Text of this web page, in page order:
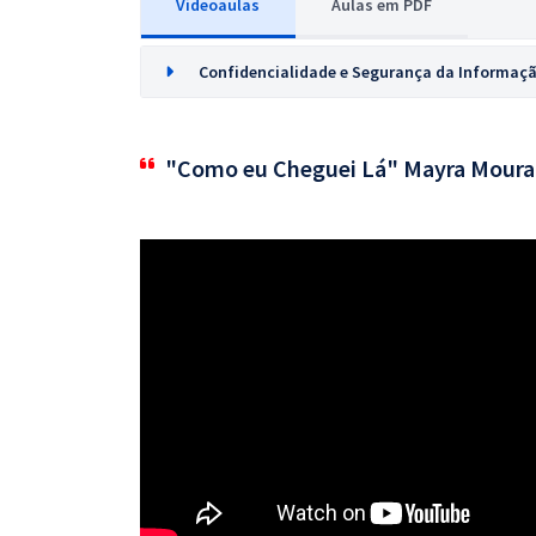
Videoaulas Aulas em PDF
Confidencialidade e Segurança da
"Como eu Cheguei Lá" Mayra Moura